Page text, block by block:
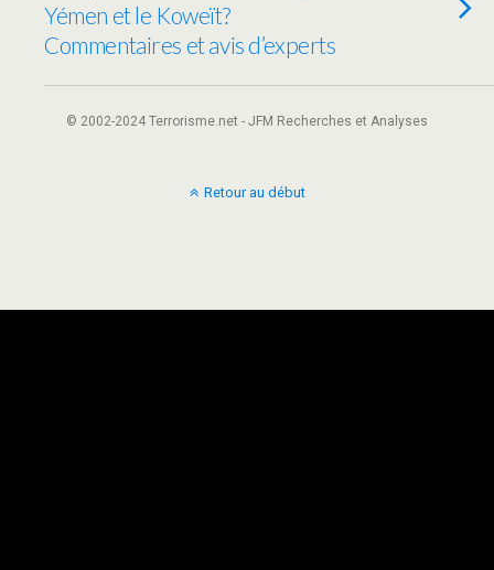
Yémen et le Koweït?
Commentaires et avis d’experts
© 2002-2024 Terrorisme.net - JFM Recherches et Analyses
Retour au début